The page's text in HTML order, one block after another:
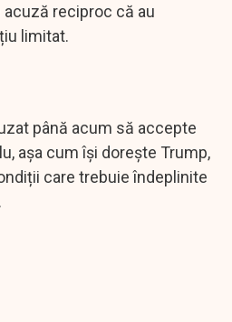
reciproc că au
limitat.
până acum să accepte
așa cum își dorește Trump,
care trebuie îndeplinite